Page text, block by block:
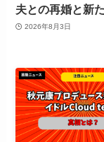
夫との再婚と新
2026年8月3日